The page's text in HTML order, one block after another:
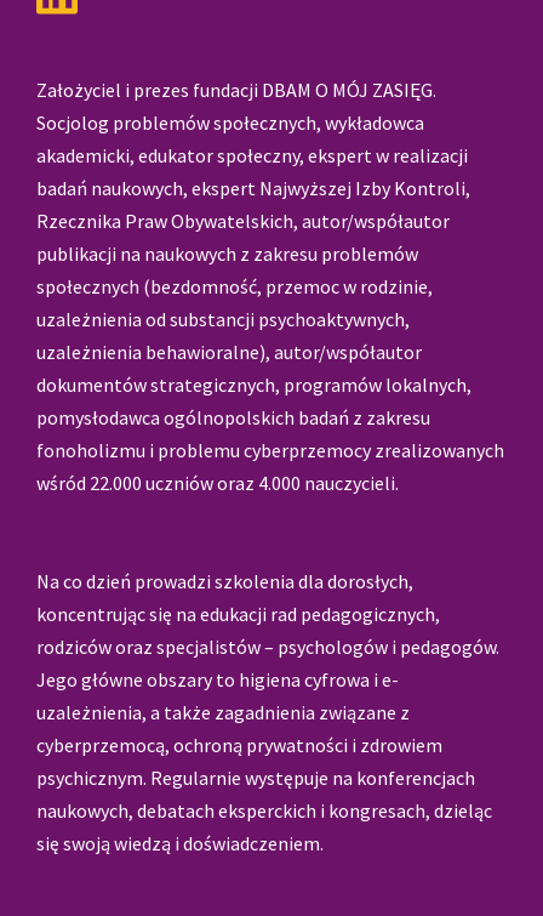
Założyciel i prezes fundacji DBAM O MÓJ ZASIĘG.
Socjolog problemów społecznych, wykładowca
akademicki, edukator społeczny, ekspert w realizacji
badań naukowych, ekspert Najwyższej Izby Kontroli,
Rzecznika Praw Obywatelskich, autor/współautor
publikacji na naukowych z zakresu problemów
społecznych (bezdomność, przemoc w rodzinie,
uzależnienia od substancji psychoaktywnych,
uzależnienia behawioralne), autor/współautor
dokumentów strategicznych, programów lokalnych,
pomysłodawca ogólnopolskich badań z zakresu
fonoholizmu i problemu cyberprzemocy zrealizowanych
wśród 22.000 uczniów oraz 4.000 nauczycieli.
Na co dzień prowadzi szkolenia dla dorosłych,
koncentrując się na edukacji rad pedagogicznych,
rodziców oraz specjalistów – psychologów i pedagogów.
Jego główne obszary to higiena cyfrowa i e-
uzależnienia, a także zagadnienia związane z
cyberprzemocą, ochroną prywatności i zdrowiem
psychicznym. Regularnie występuje na konferencjach
naukowych, debatach eksperckich i kongresach, dzieląc
się swoją wiedzą i doświadczeniem.